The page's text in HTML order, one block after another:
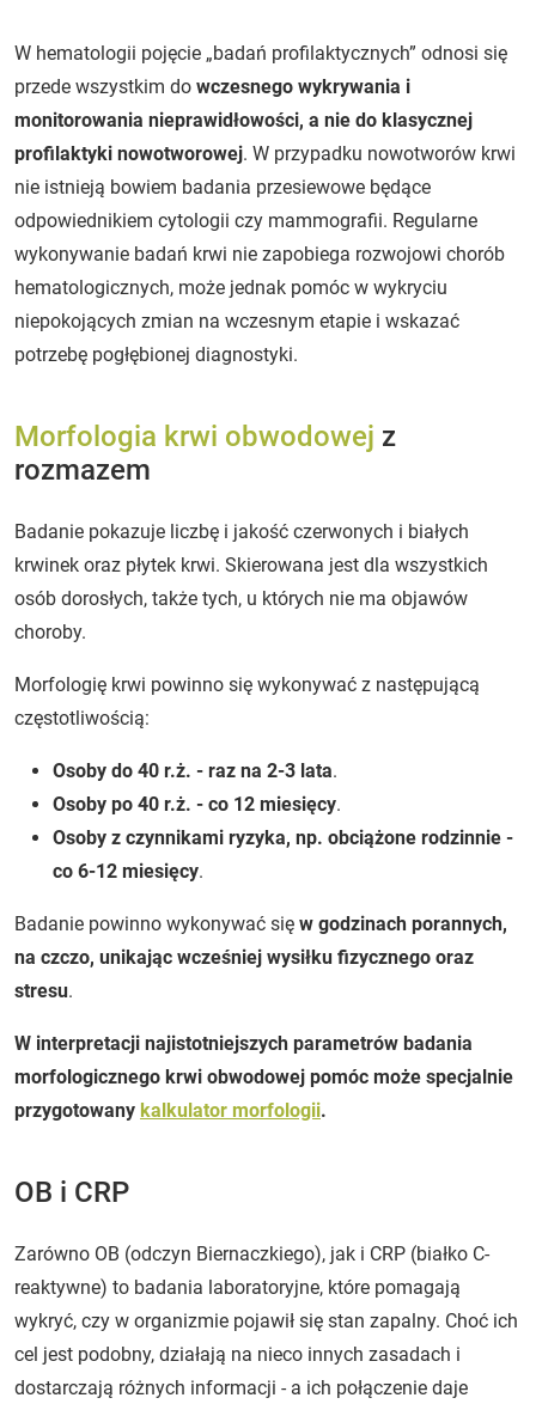
W hematologii pojęcie „badań profilaktycznych” odnosi się
przede wszystkim do wczesnego wykrywania i
monitorowania nieprawidłowości, a nie do klasycznej
profilaktyki nowotworowej. W przypadku nowotworów krwi
nie istnieją bowiem badania przesiewowe będące
odpowiednikiem cytologii czy mammografii. Regularne
wykonywanie badań krwi nie zapobiega rozwojowi chorób
hematologicznych, może jednak pomóc w wykryciu
niepokojących zmian na wczesnym etapie i wskazać
potrzebę pogłębionej diagnostyki.
Morfologia krwi obwodowej z
rozmazem
Badanie pokazuje liczbę i jakość czerwonych i białych
krwinek oraz płytek krwi. Skierowana jest dla wszystkich
osób dorosłych, także tych, u których nie ma objawów
choroby.
Morfologię krwi powinno się wykonywać z następującą
częstotliwością:
Osoby do 40 r.ż. - raz na 2-3 lata.
Osoby po 40 r.ż. - co 12 miesięcy.
Osoby z czynnikami ryzyka, np. obciążone rodzinnie -
co 6-12 miesięcy.
Badanie powinno wykonywać się w godzinach porannych,
na czczo, unikając wcześniej wysiłku fizycznego oraz
stresu.
W interpretacji najistotniejszych parametrów badania
morfologicznego krwi obwodowej pomóc może specjalnie
przygotowany kalkulator morfologii.
OB i CRP
Zarówno OB (odczyn Biernaczkiego), jak i CRP (białko C-
reaktywne) to badania laboratoryjne, które pomagają
wykryć, czy w organizmie pojawił się stan zapalny. Choć ich
cel jest podobny, działają na nieco innych zasadach i
dostarczają różnych informacji - a ich połączenie daje